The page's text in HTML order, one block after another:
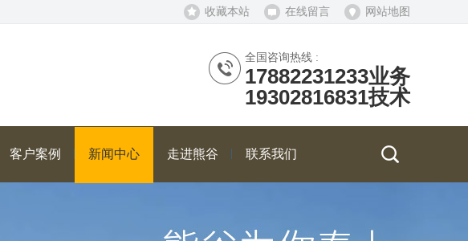
收藏本站 在线留言 网站地图
全国咨询热线 :
17882231233业务
19302816831技术
客户案例 新闻中心 走进熊谷 联系我们